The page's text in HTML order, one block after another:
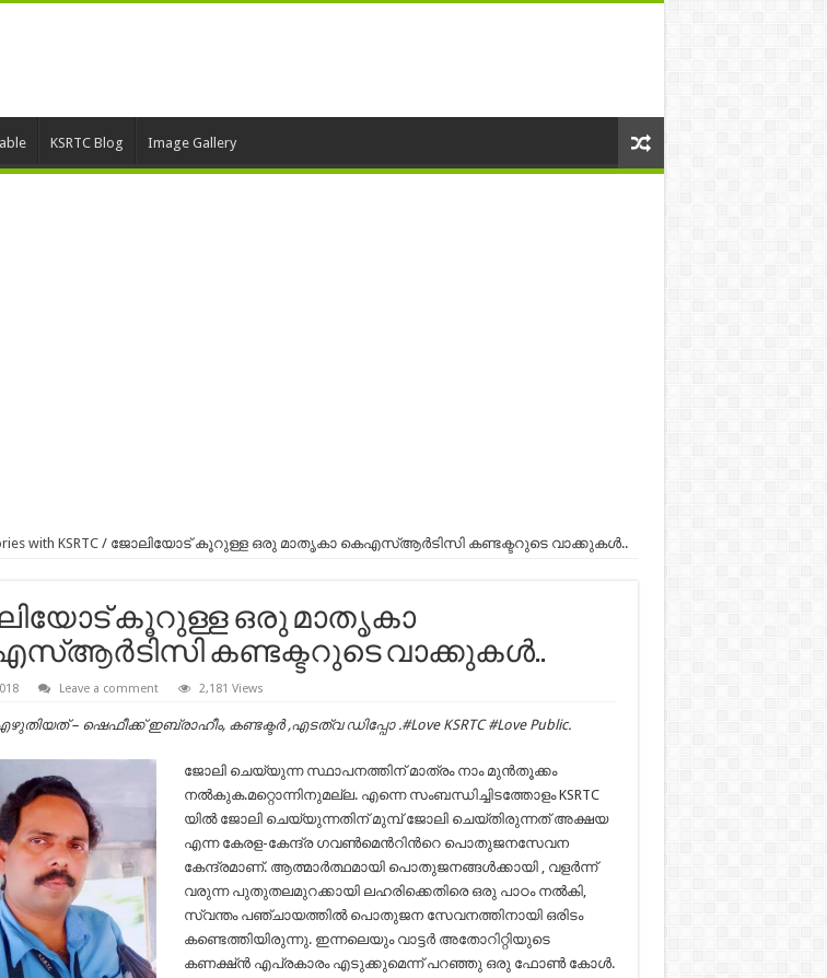
KSRTC Blog Image Gallery
with KSRTC / ജോലിയോട് കൂറുള്ള ഒരു മാതൃകാ കെഎസ്ആർടിസി കണ്ടക്ടറുടെ വാക്കുകൾ..
കൂറുള്ള ഒരു മാതൃകാ
കണ്ടക്ടറുടെ വാക്കുകൾ..
Leave a comment 2,181 Views
– ഷെഫീക്ക് ഇബ്രാഹീം, കണ്ടക്ടര്‍ ,എടത്വ ഡിപ്പോ .#Love KSRTC #Love Public.
ജോലി ചെയ്യുന്ന സ്ഥാപനത്തിന് മാത്രം നാം മുന്‍തൂക്കം
നല്‍കുക.മറ്റൊന്നിനുമല്ല. എന്നെ സംബന്ധിച്ചിടത്തോളം KSRTC
യില്‍ ജോലി ചെയ്യുന്നതിന് മുമ്പ് ജോലി ചെയ്തിരുന്നത് അക്ഷയ
എന്ന കേരള-കേന്ദ്ര ഗവണ്‍മെന്‍റിന്‍റെ പൊതുജനസേവന
കേന്ദ്രമാണ്. ആത്മാര്‍ത്ഥമായി പൊതുജനങ്ങള്‍ക്കായി , വളര്‍ന്ന്
വരുന്ന പുതുതലമുറക്കായി ലഹരിക്കെതിരെ ഒരു പാഠം നല്‍കി,
സ്വന്തം പഞ്ചായത്തില്‍ പൊതുജന സേവനത്തിനായി ഒരിടം
കണ്ടെത്തിയിരുന്നു. ഇന്നലെയും വാട്ടര്‍ അതോറിറ്റിയുടെ
കണക്ഷ്ന്‍ എപ്രകാരം എടുക്കുമെന്ന് പറഞ്ഞു ഒരു ഫോണ്‍ കോള്‍.